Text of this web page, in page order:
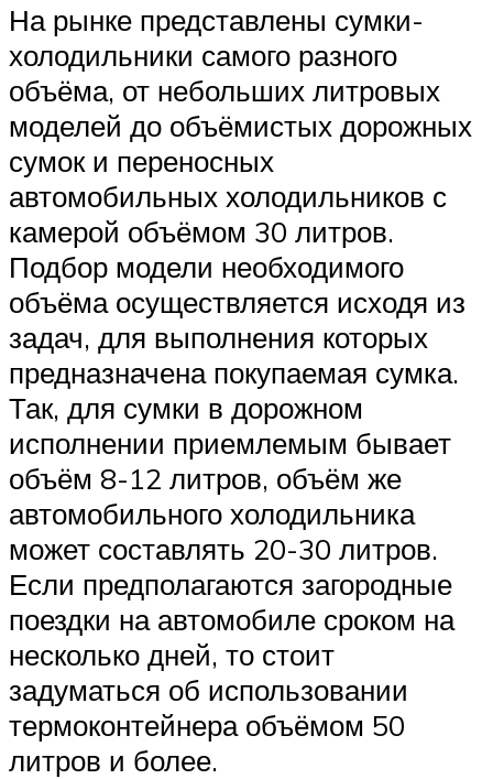
На рынке представлены сумки-
холодильники самого разного
объёма, от небольших литровых
моделей до объёмистых дорожных
сумок и переносных
автомобильных холодильников с
камерой объёмом 30 литров.
Подбор модели необходимого
объёма осуществляется исходя из
задач, для выполнения которых
предназначена покупаемая сумка.
Так, для сумки в дорожном
исполнении приемлемым бывает
объём 8-12 литров, объём же
автомобильного холодильника
может составлять 20-30 литров.
Если предполагаются загородные
поездки на автомобиле сроком на
несколько дней, то стоит
задуматься об использовании
термоконтейнера объёмом 50
литров и более.